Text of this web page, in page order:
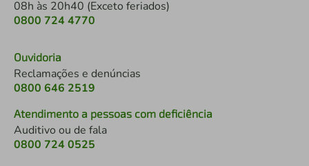
08h às 20h40 (Exceto feriados)
0800 724 4770
Ouvidoria
Reclamações e denúncias
0800 646 2519
Atendimento a pessoas com deficiência
Auditivo ou de fala
0800 724 0525